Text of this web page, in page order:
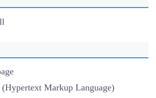
Markup Language)